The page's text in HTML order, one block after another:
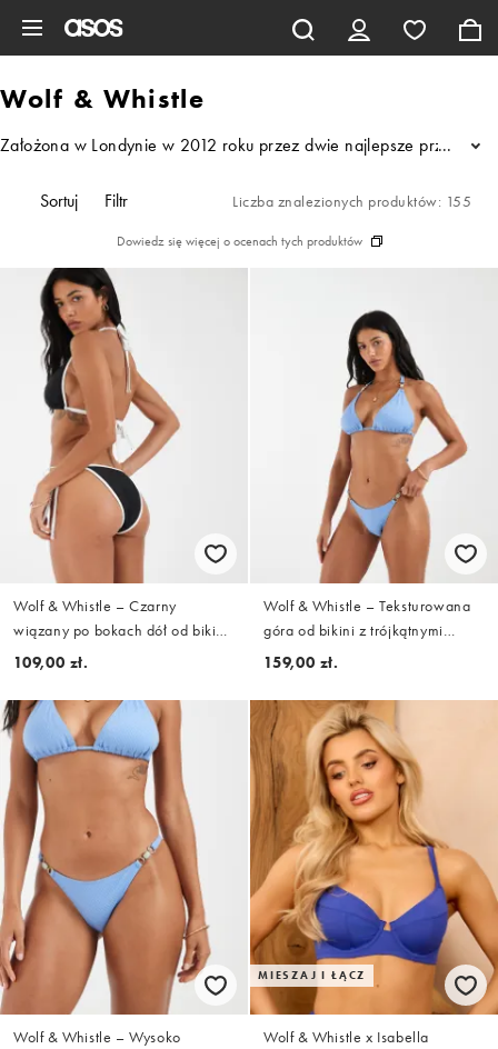
Wolf & Whistle
Założona w Londynie w 2012 roku przez dwie najlepsze ...
Sortuj Filtr Liczba znalezionych produktów: 155
Dowiedz się więcej o ocenach tych produktów
Wolf & Whistle – Czarny
wiązany po bokach dół od bikini
z kontrastową lamówką
109,00 zł.
Wolf & Whistle – Teksturowana
góra od bikini z trójkątnymi
miseczkami w zgaszonym
159,00 zł.
Wolf & Whistle – Wysoko
MIESZAJ I ŁĄCZ
Wolf & Whistle x Isabella